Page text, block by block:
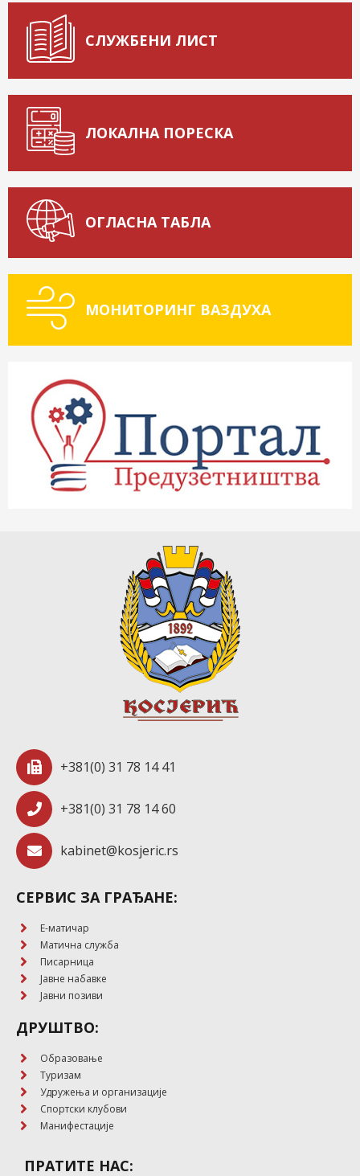
СЛУЖБЕНИ ЛИСТ
ЛОКАЛНА ПОРЕСКА
ОГЛАСНА ТАБЛА
МОНИТОРИНГ ВАЗДУХА
+381(0) 31 78 14 41
+381(0) 31 78 14 60
kabinet@kosjeric.rs
СЕРВИС ЗА ГРАЂАНЕ:
E-матичар
Матична служба
Писарница
Јавне набавке
Јавни позиви
ДРУШТВО:
Образовање
Туризам
Удружења и организације
Спортски клубови
Манифестације
ПРАТИТЕ НАС: